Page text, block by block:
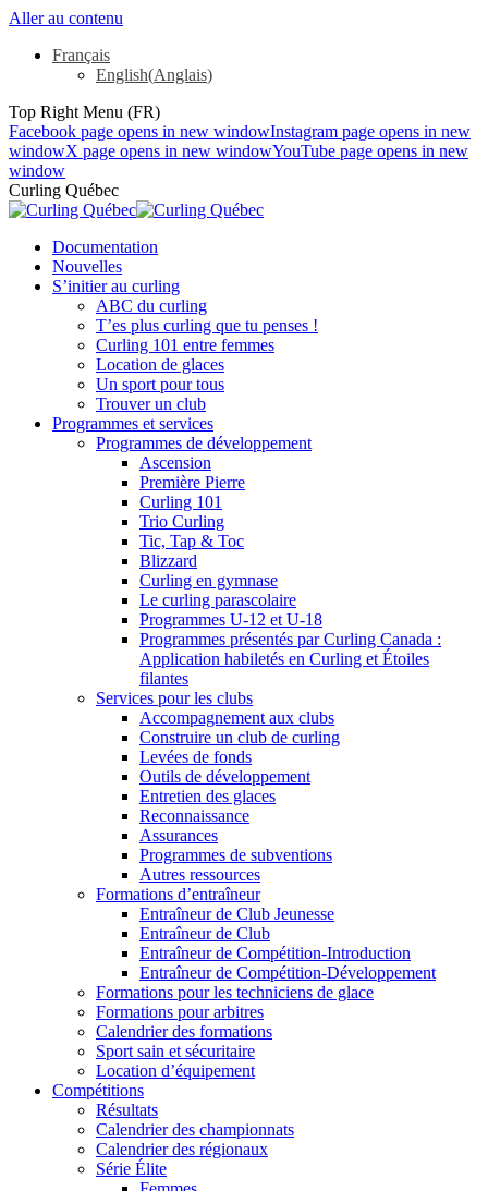
Aller au contenu
Français
English(Anglais)
Top Right Menu (FR)
Facebook page opens in new windowInstagram page opens in new
windowX page opens in new windowYouTube page opens in new
window
Curling Québec
Documentation
Nouvelles
S’initier au curling
ABC du curling
T’es plus curling que tu penses !
Curling 101 entre femmes
Location de glaces
Un sport pour tous
Trouver un club
Programmes et services
Programmes de développement
Ascension
Première Pierre
Curling 101
Trio Curling
Tic, Tap & Toc
Blizzard
Curling en gymnase
Le curling parascolaire
Programmes U-12 et U-18
Programmes présentés par Curling Canada :
Application habiletés en Curling et Étoiles
filantes
Services pour les clubs
Accompagnement aux clubs
Construire un club de curling
Levées de fonds
Outils de développement
Entretien des glaces
Reconnaissance
Assurances
Programmes de subventions
Autres ressources
Formations d’entraîneur
Entraîneur de Club Jeunesse
Entraîneur de Club
Entraîneur de Compétition-Introduction
Entraîneur de Compétition-Développement
Formations pour les techniciens de glace
Formations pour arbitres
Calendrier des formations
Sport sain et sécuritaire
Location d’équipement
Compétitions
Résultats
Calendrier des championnats
Calendrier des régionaux
Série Élite